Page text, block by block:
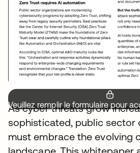
Veuillez remplir le formulaire pour
As cyber threats grow
sophisticated, public sector
must embrace the evolving